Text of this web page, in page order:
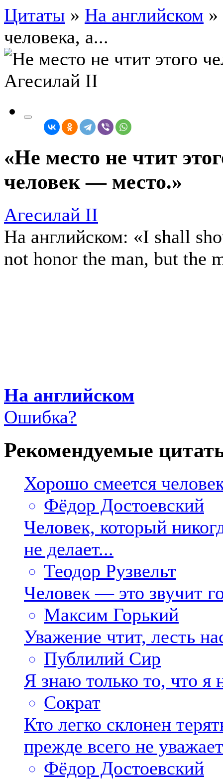
Цитаты » На английском »
человека, а...
«Не место не чтит
человек — место.»
Агесилай II
На английском: «I shall
not honor the man, but the
На английском
Ошибка?
Рекомендуемые
Хорошо смеется
Фёдор Достоевский
Человек, который
не делает...
Теодор Рузвельт
Человек — это звучит
Максим Горький
Уважение чтит, лесть
Публилий Сир
Я знаю только то, что я
Сократ
Кто легко склонен
прежде всего не
Фёдор Достоевский